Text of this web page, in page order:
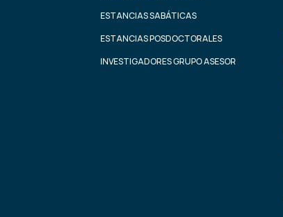
ESTANCIAS SABÁTICAS
ESTANCIAS POSDOCTORALES
INVESTIGADORES GRUPO ASESOR